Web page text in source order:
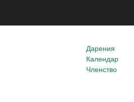
Дарения
Календар
Членство